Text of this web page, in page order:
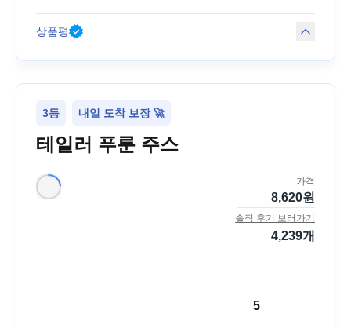
상품평
3등 내일 도착 보장 🚀
테일러 푸룬 주스
가격
8,620원
솔직 후기 보러가기
4,239개
5